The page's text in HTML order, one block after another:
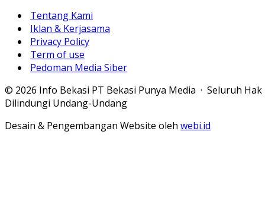
Tentang Kami
Iklan & Kerjasama
Privacy Policy
Term of use
Pedoman Media Siber
© 2026 Info Bekasi PT Bekasi Punya Media · Seluruh Hak
Dilindungi Undang-Undang
Desain & Pengembangan Website oleh webi.id